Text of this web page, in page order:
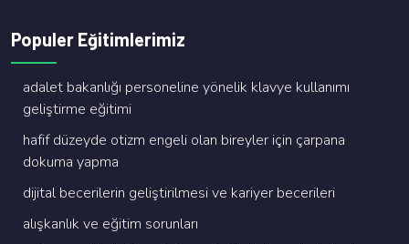
Populer Eğitimlerimiz
adalet bakanliği personeli̇ne yöneli̇k klavye kullanimi
geli̇şti̇rme eği̇ti̇mi̇
hafi̇f düzeyde oti̇zm engeli̇ olan bi̇reyler i̇çi̇n çarpana
dokuma yapma
di̇ji̇tal beceri̇leri̇n geli̇şti̇ri̇lmesi̇ ve kari̇yer beceri̇leri̇
alişkanlik ve eği̇ti̇m sorunlari